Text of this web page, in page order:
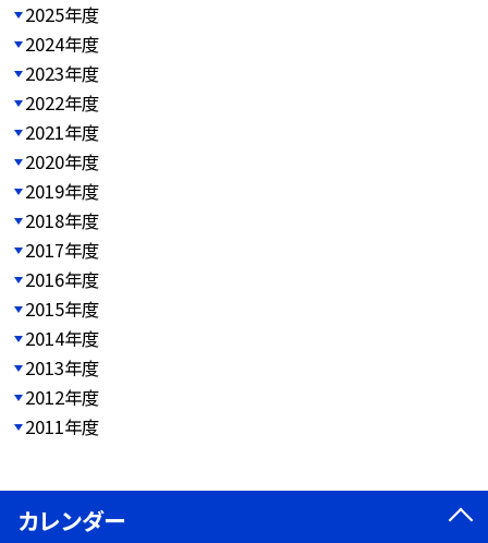
2025年度
2024年度
2023年度
2022年度
2021年度
2020年度
2019年度
2018年度
2017年度
2016年度
2015年度
2014年度
2013年度
2012年度
2011年度
カレンダー